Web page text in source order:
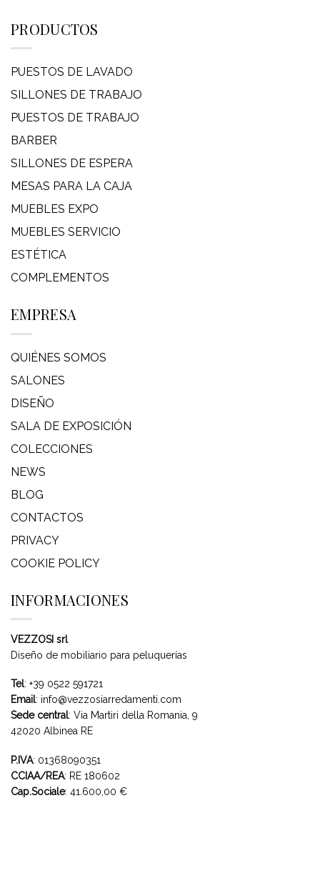
PRODUCTOS
PUESTOS DE LAVADO
SILLONES DE TRABAJO
PUESTOS DE TRABAJO
BARBER
SILLONES DE ESPERA
MESAS PARA LA CAJA
MUEBLES EXPO
MUEBLES SERVICIO
ESTÉTICA
COMPLEMENTOS
EMPRESA
QUIÉNES SOMOS
SALONES
DISEÑO
SALA DE EXPOSICIÓN
COLECCIONES
NEWS
BLOG
CONTACTOS
PRIVACY
COOKIE POLICY
INFORMACIONES
VEZZOSI srl
Diseño de mobiliario para peluquerías
Tel: +39 0522 591721
Email: info@vezzosiarredamenti.com
Sede central: Via Martiri della Romania, 9
42020 Albinea RE
P.IVA: 01368090351
CCIAA/REA: RE 180602
Cap.Sociale: 41.600,00 €